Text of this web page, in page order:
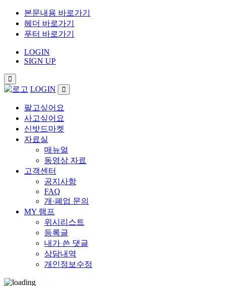
본문내용 바로가기
헤더 바로가기
푸터 바로가기
LOGIN
SIGN UP
LOGIN
팔고싶어요
사고싶어요
신밧드마켓
자료실
매뉴얼
동영상 자료
고객센터
공지사항
FAQ
개·폐업 문의
MY 램프
위시리스트
등록글
내가 쓴 댓글
상담내역
개인정보수정